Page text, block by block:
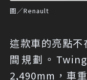
圖／Renault
這款車的亮點
間規劃。
2,490mm，車